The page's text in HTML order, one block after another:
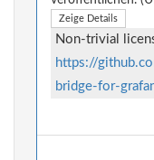
Zeige Details
Non-trivial
https://
bridge-for-